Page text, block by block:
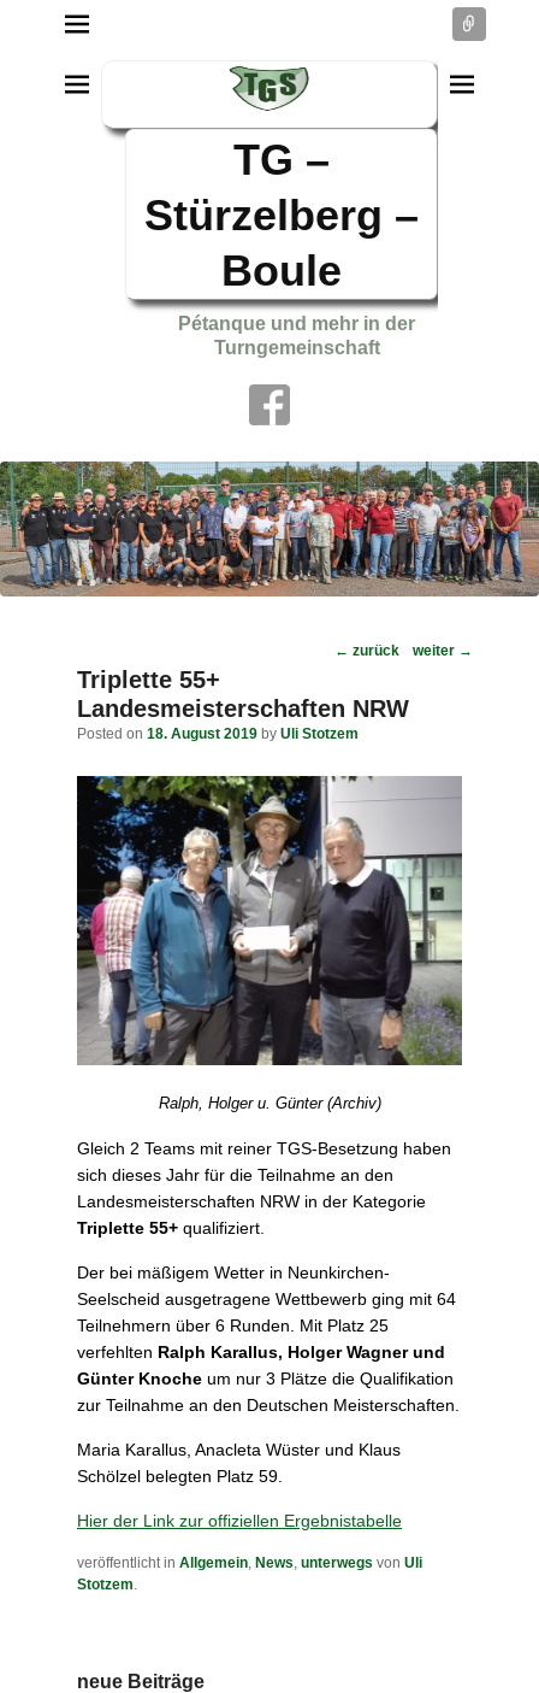
TG –
Stürzelberg –
Boule
Pétanque und mehr in der
Turngemeinschaft
Post
← zurück weiter →
Triplette 55+
Landesmeisterschaften NRW
Posted on 18. August 2019 by Uli Stotzem
Ralph, Holger u. Günter (Archiv)
Gleich 2 Teams mit reiner TGS-Besetzung haben
sich dieses Jahr für die Teilnahme an den
Landesmeisterschaften NRW in der Kategorie
Triplette 55+ qualifiziert.
Der bei mäßigem Wetter in Neunkirchen-
Seelscheid ausgetragene Wettbewerb ging mit 64
Teilnehmern über 6 Runden. Mit Platz 25
verfehlten Ralph Karallus, Holger Wagner und
Günter Knoche um nur 3 Plätze die Qualifikation
zur Teilnahme an den Deutschen Meisterschaften.
Maria Karallus, Anacleta Wüster und Klaus
Schölzel belegten Platz 59.
Hier der Link zur offiziellen Ergebnistabelle
veröffentlicht in Allgemein News unterwegs von Uli
Stotzem
neue Beiträge